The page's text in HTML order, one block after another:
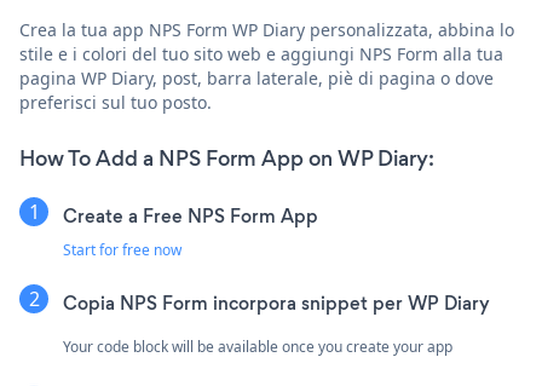
Crea la tua app NPS Form WP Diary personalizzata, abbina lo
stile e i colori del tuo sito web e aggiungi NPS Form alla tua
pagina WP Diary, post, barra laterale, piè di pagina o dove
preferisci sul tuo posto.
How To Add a NPS Form App on WP Diary:
Create a Free NPS Form App
Start for free now
Copia NPS Form incorpora snippet per WP Diary
Your code block will be available once you create your app